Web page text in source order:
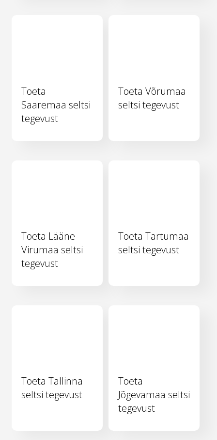
Toeta
Saaremaa seltsi
tegevust
Toeta Võrumaa
seltsi tegevust
Toeta Lääne-
Virumaa seltsi
tegevust
Toeta Tartumaa
seltsi tegevust
Toeta Tallinna
seltsi tegevust
Toeta
Jõgevamaa seltsi
tegevust